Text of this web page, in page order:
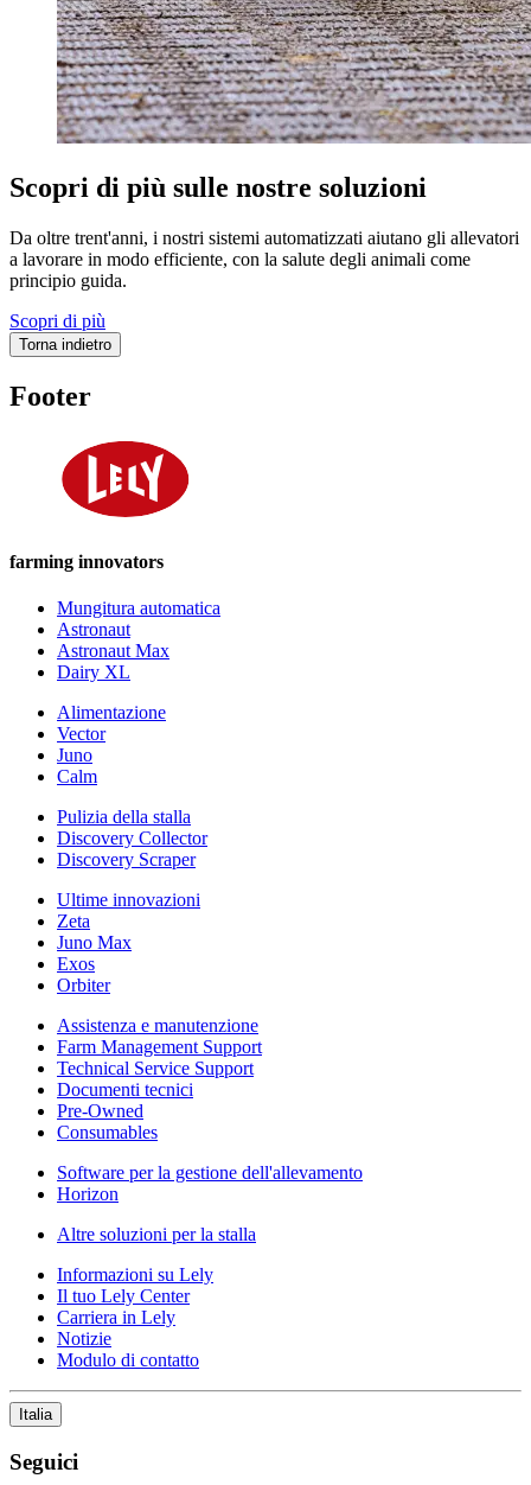
Scopri di più sulle nostre soluzioni
Da oltre trent'anni, i nostri sistemi automatizzati aiutano gli allevatori
a lavorare in modo efficiente, con la salute degli animali come
principio guida.
Scopri di più
Torna indietro
Footer
farming innovators
Mungitura automatica
Astronaut
Astronaut Max
Dairy XL
Alimentazione
Vector
Juno
Calm
Pulizia della stalla
Discovery Collector
Discovery Scraper
Ultime innovazioni
Zeta
Juno Max
Exos
Orbiter
Assistenza e manutenzione
Farm Management Support
Technical Service Support
Documenti tecnici
Pre-Owned
Consumables
Software per la gestione dell'allevamento
Horizon
Altre soluzioni per la stalla
Informazioni su Lely
Il tuo Lely Center
Carriera in Lely
Notizie
Modulo di contatto
Italia
Seguici